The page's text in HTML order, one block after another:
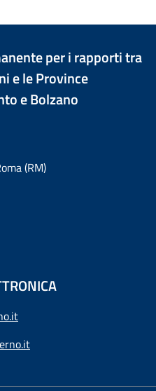
per i rapporti tra
e le Province
e Bolzano
(RM)